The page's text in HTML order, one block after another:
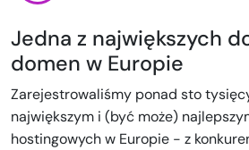
Jedna z największych
domen w Europie
Zarejestrowaliśmy ponad sto
największym i (być może)
hostingowych w Europie - z